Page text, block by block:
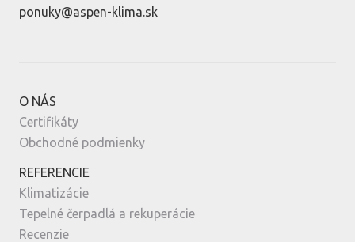
ponuky@aspen-klima.sk
O NÁS
Certifikáty
Obchodné podmienky
REFERENCIE
Klimatizácie
Tepelné čerpadlá a rekuperácie
Recenzie